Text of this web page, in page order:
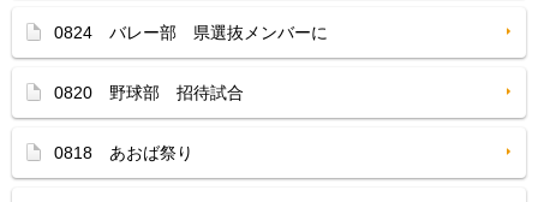
0824 バレー部 県選抜メンバーに
0820 野球部 招待試合
0818 あおば祭り